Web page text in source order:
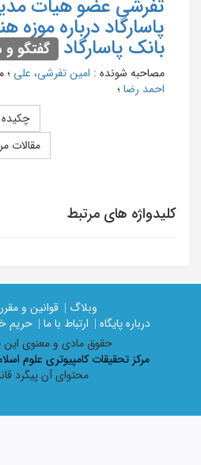
تفرشی عضو هیأت
پاسارگاد درباره
بانک پاسارگاد
گفتگو و
مصاحبه شونده : امین تفرشی، علی ؛
احمد رضا ؛
چکیده
مقالات
کلیدواژه های مرتبط
وبلاگ | قوانین و
درباره پایگاه |
ارتباط با ما | حریم
حقوق مادی و معنوی اين
مرکز تحقیقات کامپیوتری علوم
محتوای آن پیگرد